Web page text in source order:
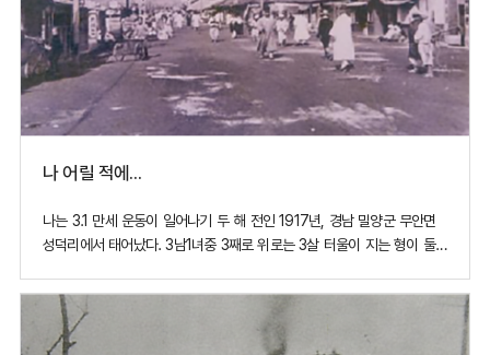
나 어릴 적에…
나는 3.1 만세 운동이 일어나기 두 해 전인 1917년, 경남 밀양군 무안면
성덕리에서 태어났다. 3남1녀중 3째로 위로는 3살 터울이 지는 형이 둘,
모르시는 인자한 분이셨으나, 어머니는 강직한 성품으로 자식들이
어긋날라치면 곧잘 혼쭐을 내셨다. 형제들 중에 큰 형은 이북에 있어